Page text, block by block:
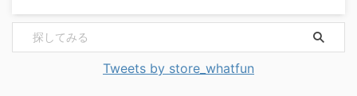
Tweets by store_whatfun